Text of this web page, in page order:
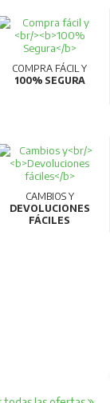
COMPRA FÁCIL Y
100% SEGURA
CAMBIOS Y
DEVOLUCIONES
FÁCILES